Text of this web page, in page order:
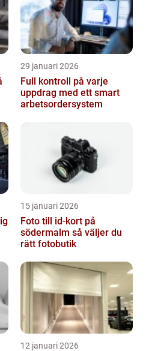
29 januari 2026
Full kontroll på varje
uppdrag med ett smart
arbetsordersystem
15 januari 2026
Foto till id-kort på
södermalm så väljer du
rätt fotobutik
12 januari 2026